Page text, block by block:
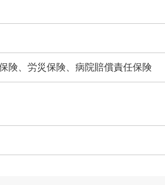
険、労災保険、病院賠償責任保険